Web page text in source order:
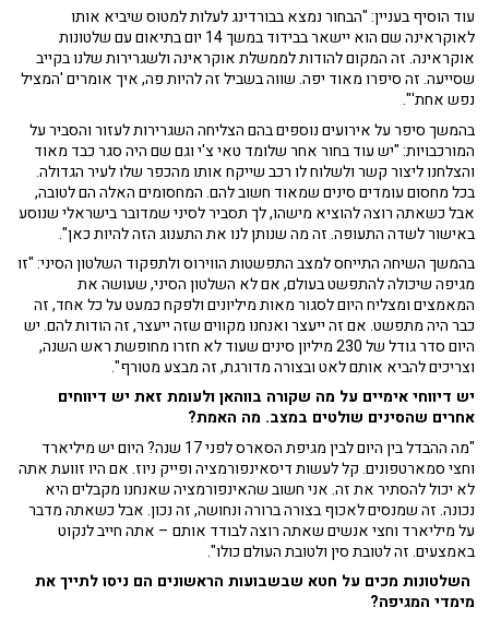
עוד הוסיף בעניין: "הבחור נמצא בבורדינג לעלות למטוס שיביא אותו
לאוקראינה שם הוא יישאר בבידוד במשך 14 יום בתיאום עם שלטונות
אוקראינה. זה המקום להודות לממשלת אוקראינה ולשגרירות שלנו בקייב
שסייעה. זה סיפרו מאוד יפה. שווה בשביל זה להיות פה, איך אומרים 'המציל
נפש אחת'".
בהמשך סיפר על אירועים נוספים בהם הצליחה השגרירות לעזור והסביר על
המורכבויות: "יש עוד בחור אחר שלומד טאי צ'י וגם שם היה סגר כבד מאוד
והצלחנו ליצור קשר ולשלוח לו רכב שייקח אותו מהכפר שלו לעיר הגדולה.
בכל מחסום עומדים סינים שמאוד חשוב להם. המחסומים האלה הם לטובה,
אבל כשאתה רוצה להוציא מישהו, לך תסביר לסיני שמדובר בישראלי שנוסע
באישור לשדה התעופה. זה מה שנותן לנו את התענוג הזה להיות כאן".
בהמשך השיחה התייחס למצב התפשטות הווירוס ולתפקוד השלטון הסיני: "זו
מגיפה שיכולה להתפשט בעולם, אם לא השלטון הסיני, שעושה את
המאמצים ומצליח היום לסגור מאות מיליונים ולפקח כמעט על כל אחד, זה
כבר היה מתפשט. אם זה ייעצר ואנחנו מקווים שזה ייעצר, זה הודות להם. יש
היום סדר גודל של 230 מיליון סינים שעוד לא חזרו מחופשת ראש השנה,
וצריכים להביא אותם לאט ובצורה מדורגת, זה מבצע מטורף".
יש דיווחי אימיים על מה שקורה בווהאן ולעומת זאת יש דיווחים
אחרים שהסינים שולטים במצב. מה האמת?
"מה ההבדל בין היום לבין מגיפת הסארס לפני 17 שנה? היום יש מיליארד
וחצי סמארטפונים. קל לעשות דיסאינפורמציה ופייק ניוז. אם היו זוועת אתה
לא יכול להסתיר את זה. אני חשוב שהאינפורמציה שאנחנו מקבלים היא
נכונה. זה שמנסים לאכוף בצורה ברורה ונחושה, זה נכון. אבל כשאתה מדבר
על מיליארד וחצי אנשים שאתה רוצה לבודד אותם – אתה חייב לנקוט
באמצעים. זה לטובת סין ולטובת העולם כולו".
השלטונות מכים על חטא שבשבועות הראשונים הם ניסו לתייך את
מימדי המגיפה?